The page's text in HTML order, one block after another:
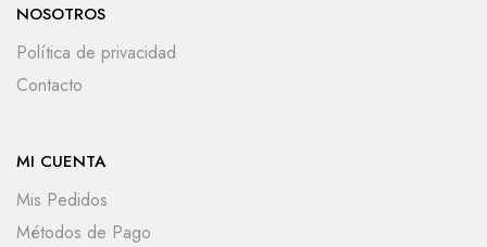
NOSOTROS
Política de privacidad
Contacto
MI CUENTA
Mis Pedidos
Métodos de Pago